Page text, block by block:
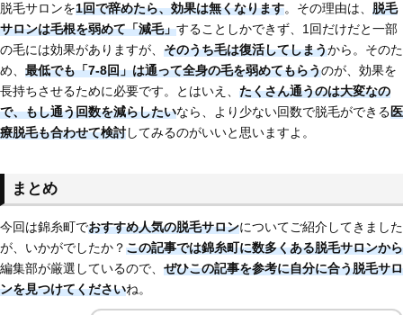
脱毛サロンを1回で辞めたら、効果は無くなります。その理由は、 脱毛
サロンは毛根を弱めて「減毛」することしかできず、1回だけだと一部
の毛には効果がありますが、 そのうち毛は復活してしまうから。そのた
め、 最低でも「7-8回」は通って全身の毛を弱めてもらうのが、効果を
長持ちさせるために必要です。とはいえ、 たくさん通うのは大変なの
で、もし通う回数を減らしたいなら、より少ない回数で脱毛ができる医
療脱毛も合わせて検討してみるのがいいと思いますよ。
まとめ
今回は錦糸町でおすすめ人気の脱毛サロンについてご紹介してきました
が、いかがでしたか？この記事では錦糸町に数多くある脱毛サロンから
編集部が厳選しているので、 ぜひこの記事を参考に自分に合う脱毛サロ
ンを見つけてくださいね。